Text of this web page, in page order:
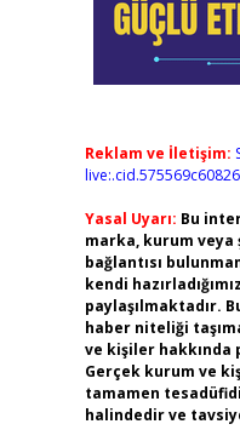
Reklam ve İletişim:
Yasal Uyarı: Bu
marka, kurum
bağlantısı
kendi
paylaşılmaktadır.
haber niteliği
ve kişiler hakkında
Gerçek kurum ve
tamamen
halindedir ve